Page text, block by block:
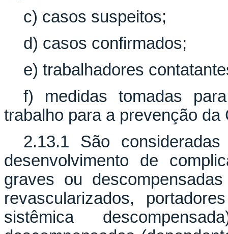
c) casos suspeitos;
d) casos confirmados;
e) trabalhadores
f) medidas tomadas
trabalho para a prevenção da
2.13.1 São
desenvolvimento de
graves ou
revascularizados,
sistêmica